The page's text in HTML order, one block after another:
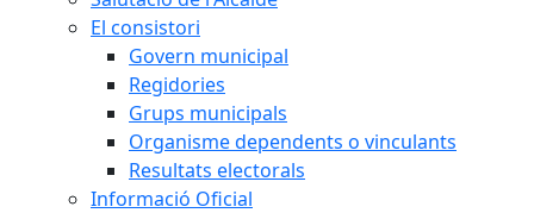
El consistori
Govern municipal
Regidories
Grups municipals
Organisme dependents o vinculants
Resultats electorals
Informació Oficial